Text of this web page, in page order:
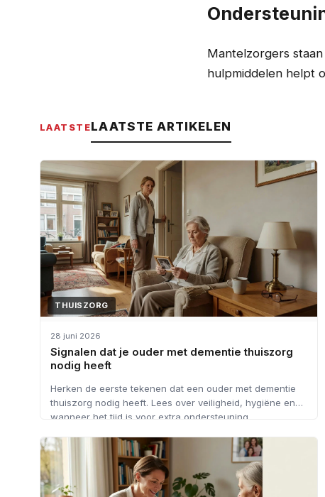
Mantelzorgers
hulpmiddelen helpt
LAATSTELAATSTE ARTIKELEN
THUISZORG
28 juni 2026
Signalen dat je ouder met dementie thuiszorg
nodig heeft
Herken de eerste tekenen dat een ouder met dementie
thuiszorg nodig heeft. Lees over veiligheid, hygiëne en
wanneer het tijd is voor extra ondersteuning.